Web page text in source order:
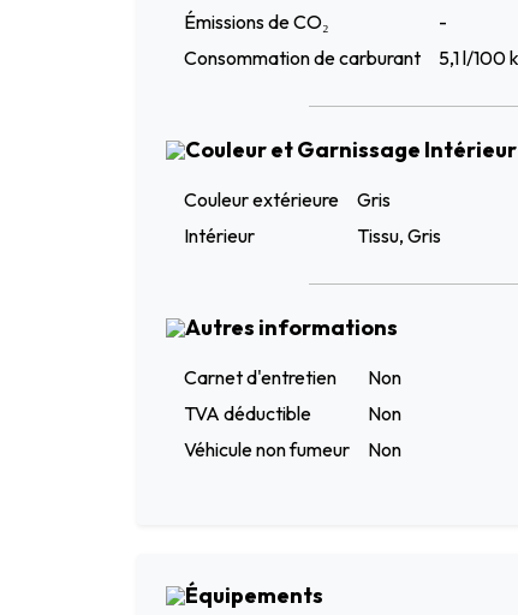
Émissions de CO₂
-
Consommation de carburant
5,1 l/100
Couleur et Garnissage Intérieur
Couleur extérieure
Gris
Intérieur
Tissu, Gris
Autres informations
Carnet d'entretien
Non
TVA déductible
Non
Véhicule non fumeur
Non
Équipements